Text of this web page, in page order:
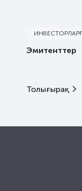
Эмитенттер
Толығырақ